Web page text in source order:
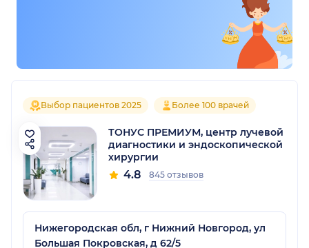
Выбор пациентов 2025 Более 100 врачей
ТОНУС ПРЕМИУМ, центр лучевой
диагностики и эндоскопической
хирургии
4.8 845 отзывов
Нижегородская обл, г Нижний Новгород, ул
Большая Покровская, д 62/5